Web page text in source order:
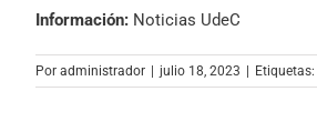
Información: Noticias UdeC
Por administrador julio 18, 2023 Etiquetas: